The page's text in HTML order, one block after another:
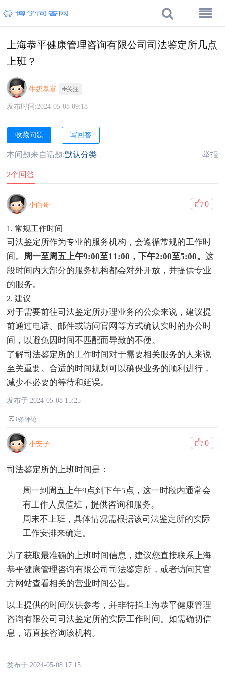
上海恭平健康管理咨询有限公司司法鉴定所几点
上班？
牛奶暴富 关注
发布时间:2024-05-08 09:18
收藏问题 写回答
本问题来自话题:默认分类 举报
2个回答
小白哥 0
1. 常规工作时间
司法鉴定所作为专业的服务机构，会遵循常规的工作时
间。 周一至周五上午9:00至11:00，下午2:00至5:00。 这
段时间内大部分的服务机构都会对外开放，并提供专业
的服务。
2. 建议
对于需要前往司法鉴定所办理业务的公众来说，建议提
前通过电话、邮件或访问官网等方式确认实时的办公时
间，以避免因时间不匹配而导致的不便。
了解司法鉴定所的工作时间对于需要相关服务的人来说
至关重要。合适的时间规划可以确保业务的顺利进行，
减少不必要的等待和延误。
发布于 2024-05-08 15:25
0条评论
小安子 0
司法鉴定所的上班时间是：
周一到周五上午9点到下午5点，这一时段内通常会
有工作人员值班，提供咨询和服务。
周末不上班，具体情况需根据该司法鉴定所的实际
工作安排来确定。
为了获取最准确的上班时间信息，建议您直接联系上海
恭平健康管理咨询有限公司司法鉴定所，或者访问其官
方网站查看相关的营业时间公告。
以上提供的时间仅供参考，并非特指上海恭平健康管理
咨询有限公司司法鉴定所的实际工作时间。如需确切信
息，请直接咨询该机构。
发布于 2024-05-08 17:15